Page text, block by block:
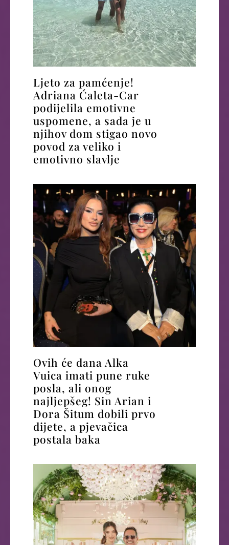
Ljeto za pamćenje!
Adriana Ćaleta-Car
podijelila emotivne
uspomene, a sada je u
njihov dom stigao novo
povod za veliko i
emotivno slavlje
Ovih će dana Alka
Vuica imati pune ruke
posla, ali onog
najljepšeg! Sin Arian i
Dora Šitum dobili prvo
dijete, a pjevačica
postala baka